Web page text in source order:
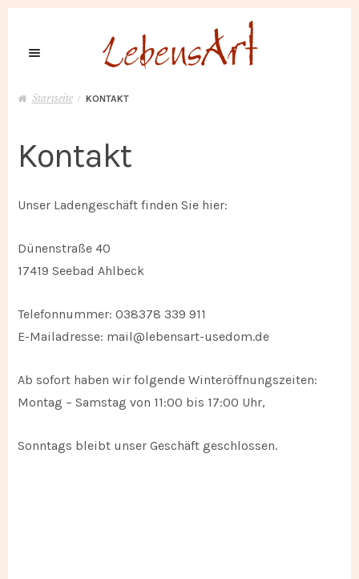
to
to
Keramik
Über LebensArt
Anfahrt
Shop
Geschirr
Startseite / KONTAKT
Kontakt
Unser Ladengeschäft finden Sie hier:
Dünenstraße 40
17419 Seebad Ahlbeck
Telefonnummer: 038378 339 911
E-Mailadresse: mail@lebensart-usedom.de
Ab sofort haben wir folgende Winteröffnungszeiten:
Montag – Samstag von 11:00 bis 17:00 Uhr,
Sonntags bleibt unser Geschäft geschlossen.